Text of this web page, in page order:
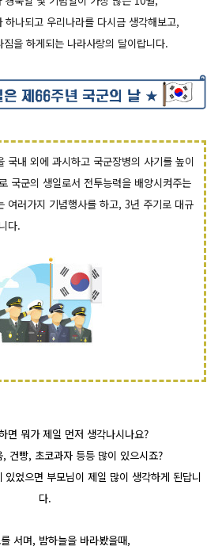
하나되고 우리나라를 다시금 생각해보고,
을 하게되는 나라사랑의 달이랍니다.
국내 외에 과시하고 국군장병의 사기를 높이
국군의 생일로서 전투능력을 배양시켜주는
여러가지 기념행사를 하고, 3년 주기로 대규
다.
면 뭐가 제일 먼저 생각나시나요?
건빵, 초코과자 등등 많이 있으시죠?
었으면 부모님이 제일 많이 생각하게 된답니
다.
서며, 밤하늘을 바라봤을때,